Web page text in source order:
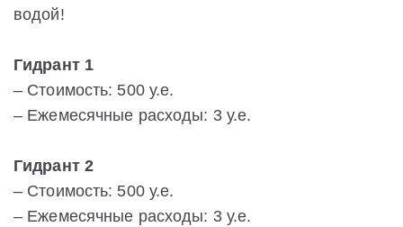
водой!
Гидрант 1
– Стоимость: 500 у.е.
– Ежемесячные расходы: 3 у.е.
Гидрант 2
– Стоимость: 500 у.е.
– Ежемесячные расходы: 3 у.е.